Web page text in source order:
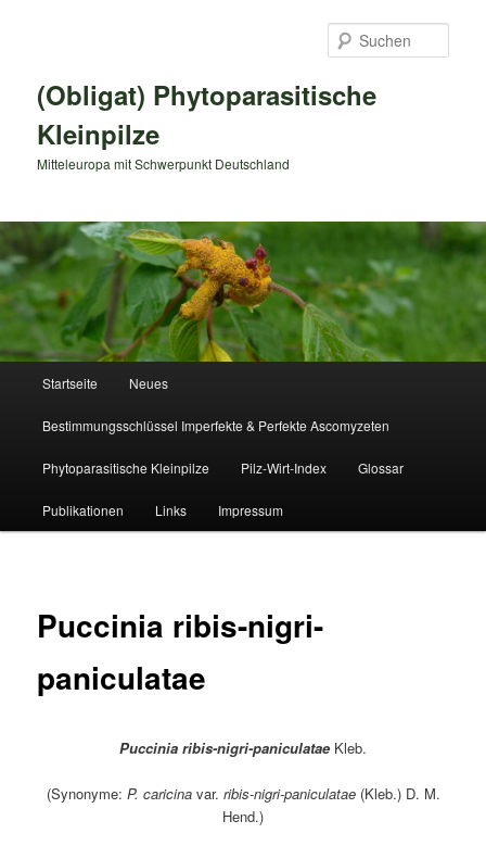
(Obligat) Phytoparasitische
Kleinpilze
Mitteleuropa mit Schwerpunkt Deutschland
Startseite Neues
Bestimmungsschlüssel Imperfekte & Perfekte Ascomyzeten
Phytoparasitische Kleinpilze Pilz-Wirt-Index Glossar
Publikationen Links Impressum
Puccinia ribis-nigri-
paniculatae
Puccinia ribis-nigri-paniculatae Kleb.
(Synonyme: P. caricinavar. ribis-nigri-paniculatae(Kleb.) D. M.
Hend.)